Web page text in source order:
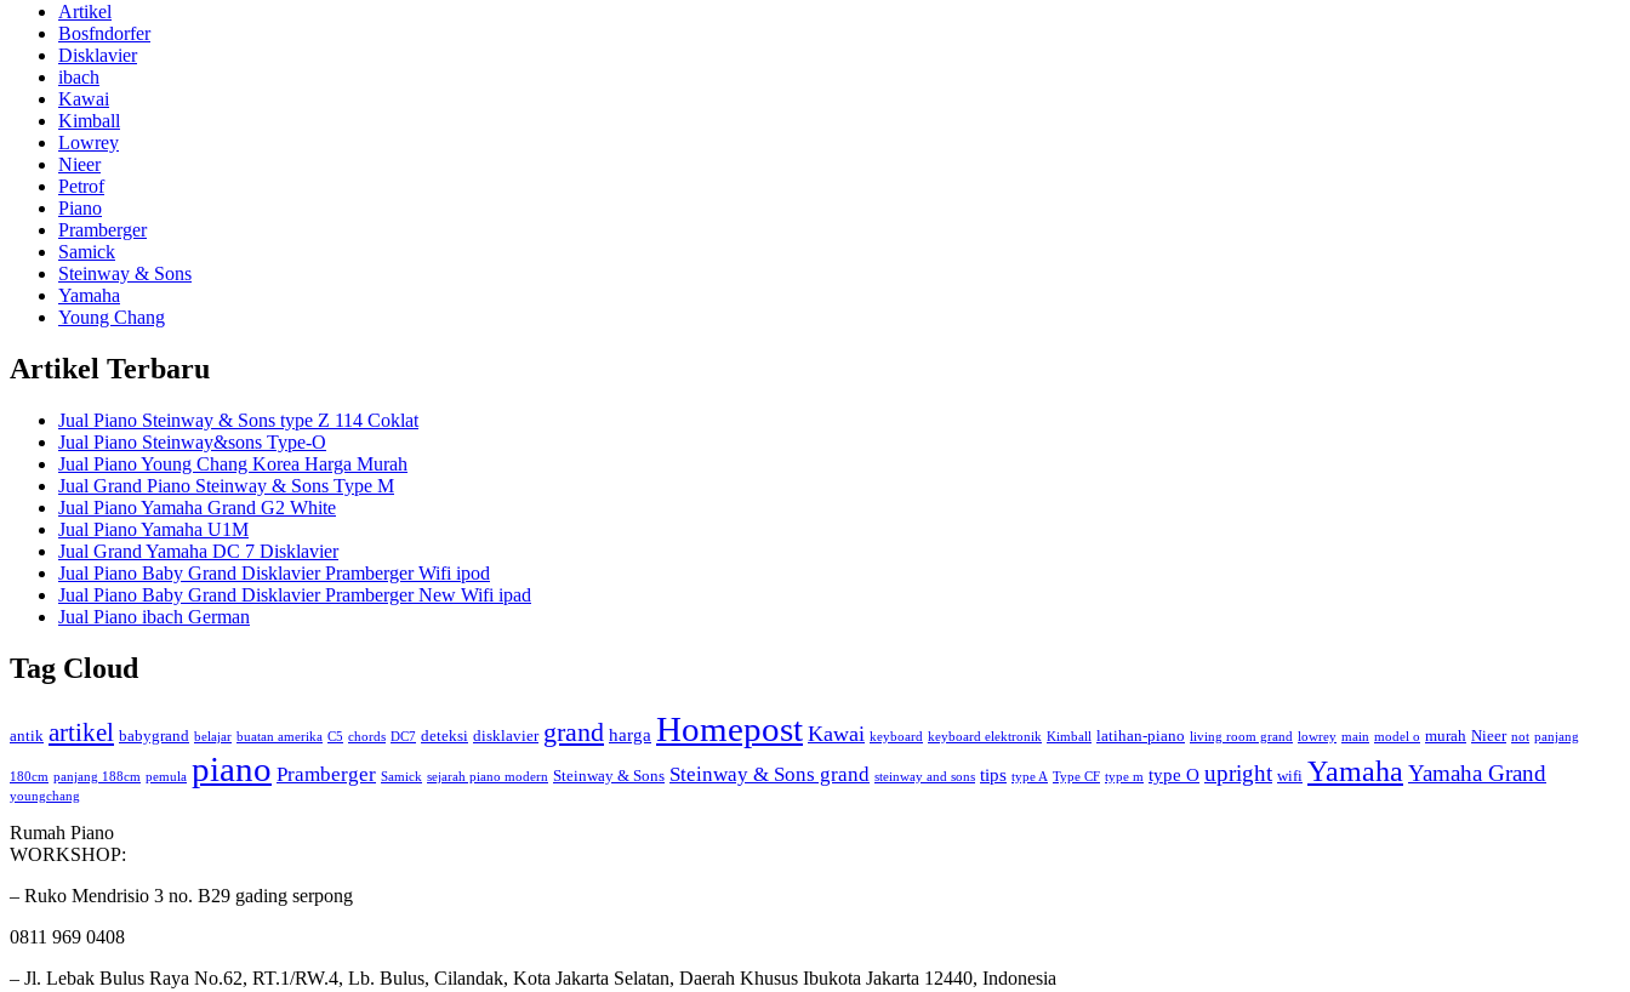
Artikel
Bosfndorfer
Disklavier
ibach
Kawai
Kimball
Lowrey
Nieer
Petrof
Piano
Pramberger
Samick
Steinway & Sons
Yamaha
Young Chang
Artikel Terbaru
Jual Piano Steinway & Sons type Z 114 Coklat
Jual Piano Steinway&sons Type-O
Jual Piano Young Chang Korea Harga Murah
Jual Grand Piano Steinway & Sons Type M
Jual Piano Yamaha Grand G2 White
Jual Piano Yamaha U1M
Jual Grand Yamaha DC 7 Disklavier
Jual Piano Baby Grand Disklavier Pramberger Wifi ipod
Jual Piano Baby Grand Disklavier Pramberger New Wifi ipad
Jual Piano ibach German
Tag Cloud
antik artikel babygrand belajar buatan amerika C5 chords DC7 deteksi disklavier grand harga Homepost Kawai keyboard keyboard elektronik Kimball latihan-piano living room grand lowrey main model o murah Nieer not panjang
180cm panjang 188cm pemula piano Pramberger Samick sejarah piano modern Steinway & Sons Steinway & Sons grand steinway and sons tips type A Type CF type m type O upright wifi Yamaha Yamaha Grand
youngchang
Rumah Piano
WORKSHOP:
– Ruko Mendrisio 3 no. B29 gading serpong
0811 969 0408
– Jl. Lebak Bulus Raya No.62, RT.1/RW.4, Lb. Bulus, Cilandak, Kota Jakarta Selatan, Daerah Khusus Ibukota Jakarta 12440, Indonesia